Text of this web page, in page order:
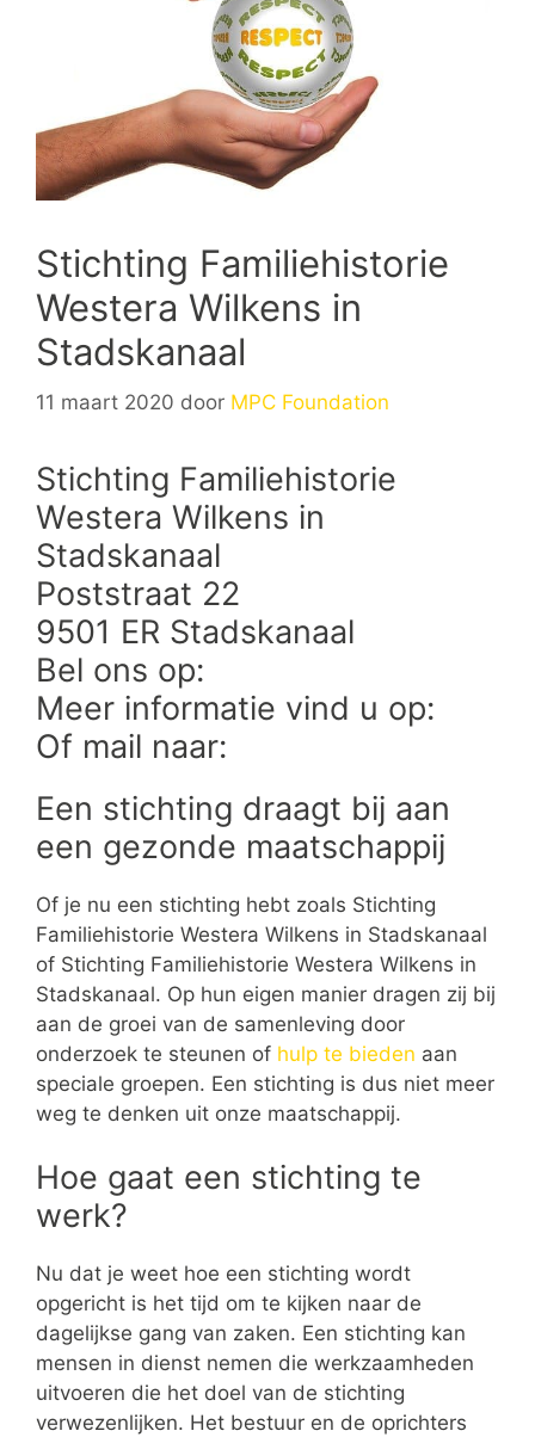
Stichting Familiehistorie
Westera Wilkens in
Stadskanaal
11 maart 2020 door MPC Foundation
Stichting Familiehistorie
Westera Wilkens in
Stadskanaal
Poststraat 22
9501 ER Stadskanaal
Bel ons op:
Meer informatie vind u op:
Of mail naar:
Een stichting draagt bij aan
een gezonde maatschappij
Of je nu een stichting hebt zoals Stichting
Familiehistorie Westera Wilkens in Stadskanaal
of Stichting Familiehistorie Westera Wilkens in
Stadskanaal. Op hun eigen manier dragen zij bij
aan de groei van de samenleving door
onderzoek te steunen of hulp te bieden aan
speciale groepen. Een stichting is dus niet meer
weg te denken uit onze maatschappij.
Hoe gaat een stichting te
werk?
Nu dat je weet hoe een stichting wordt
opgericht is het tijd om te kijken naar de
dagelijkse gang van zaken. Een stichting kan
mensen in dienst nemen die werkzaamheden
uitvoeren die het doel van de stichting
verwezenlijken. Het bestuur en de oprichters